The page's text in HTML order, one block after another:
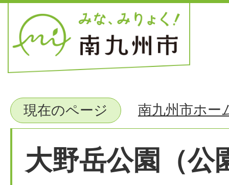
現在のページ 南九州市ホー
大野岳公園（公